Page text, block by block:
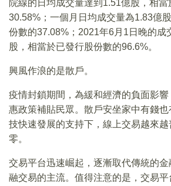
院線的日均成交量達到1.51億股，相
30.58%；一個月日均成交量為1.83億
份數的37.08%；2021年6月1日晚的成
股，相當於已發行股份數的96.6%。
興風作浪的是散戶。
疫情封鎖期間，為緩和經濟的負面影
惠政策補貼民眾。散戶安坐家中有錢
技快速發展的支持下，線上交易越來
零。
交易平台迅速崛起，逐漸取代傳統的
融交易的主流。值得注意的是，交易